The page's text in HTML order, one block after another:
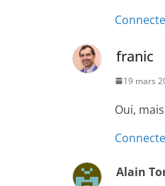
franic
19 mars
Oui,
Alain